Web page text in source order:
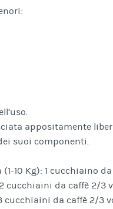
appositamente
suoi componenti.
10 Kg): 1 cucchiaino
cucchiaini da caffè 2/3
cucchiaini da caffè 2/3